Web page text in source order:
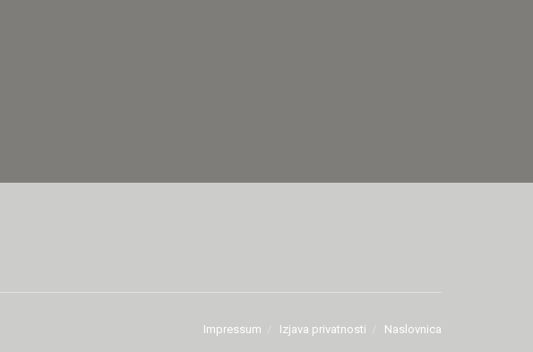
Impressum Izjava privatnosti Naslovnica